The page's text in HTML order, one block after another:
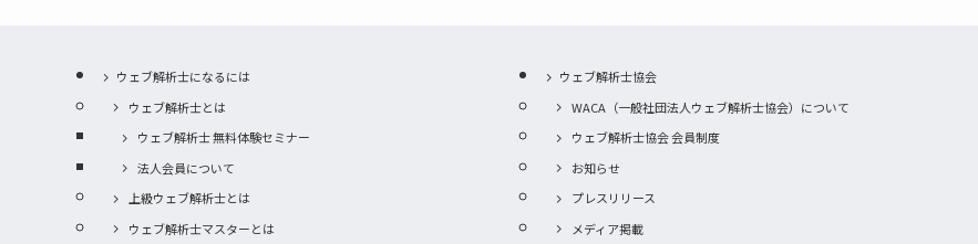
ウェブ解析士になるには
ウェブ解析士とは
ウェブ解析士 無料体験セミナー
法人会員について
上級ウェブ解析士とは
ウェブ解析士マスターとは
ウェブ解析士協会
WACA（一般社団法人ウェブ解析士協会）について
ウェブ解析士協会 会員制度
お知らせ
プレスリリース
メディア掲載